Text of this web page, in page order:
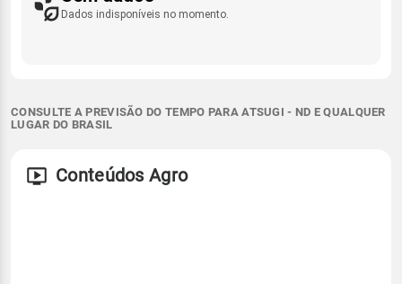
Dados indisponíveis no momento.
CONSULTE A PREVISÃO DO TEMPO PARA ATSUGI - ND E QUALQUER
LUGAR DO BRASIL
Conteúdos Agro